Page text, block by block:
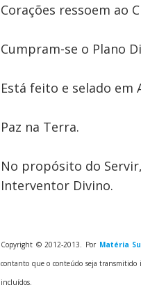
Corações ressoem ao
Cumpram-se o Plano
Está feito e selado em
Paz na Terra.
No propósito do Servir,
Interventor Divino.
Copyright © 2012-2013. Por Matéria
contanto que o conteúdo seja transmitido
incluídos.